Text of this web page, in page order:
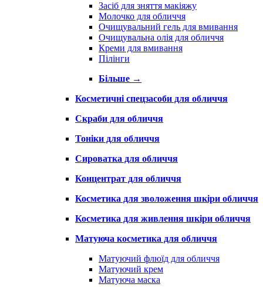
Засіб для зняття макіяжу
Молочко для обличчя
Очищувальний гель для вмивання
Очищувальна олія для обличчя
Креми для вмивання
Пілінги
Більше →
Косметичні спецзасоби для обличчя
Скраби для обличчя
Тоніки для обличчя
Сироватка для обличчя
Концентрат для обличчя
Косметика для зволоження шкіри обличчя
Косметика для живлення шкіри обличчя
Матуюча косметика для обличчя
Матуючий флюїд для обличчя
Матуючий крем
Матуюча маска